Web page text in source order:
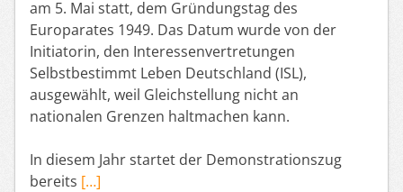
am 5. Mai statt, dem Gründungstag des
Europarates 1949. Das Datum wurde von der
Initiatorin, den Interessenvertretungen
Selbstbestimmt Leben Deutschland (ISL),
ausgewählt, weil Gleichstellung nicht an
nationalen Grenzen haltmachen kann.
In diesem Jahr startet der Demonstrationszug
bereits […]